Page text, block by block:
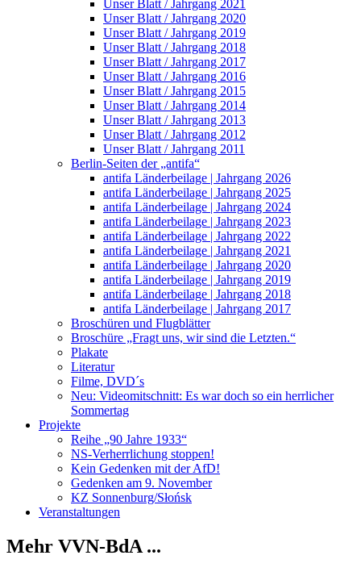
Unser Blatt / Jahrgang 2021
Unser Blatt / Jahrgang 2020
Unser Blatt / Jahrgang 2019
Unser Blatt / Jahrgang 2018
Unser Blatt / Jahrgang 2017
Unser Blatt / Jahrgang 2016
Unser Blatt / Jahrgang 2015
Unser Blatt / Jahrgang 2014
Unser Blatt / Jahrgang 2013
Unser Blatt / Jahrgang 2012
Unser Blatt / Jahrgang 2011
Berlin-Seiten der „antifa“
antifa Länderbeilage | Jahrgang 2026
antifa Länderbeilage | Jahrgang 2025
antifa Länderbeilage | Jahrgang 2024
antifa Länderbeilage | Jahrgang 2023
antifa Länderbeilage | Jahrgang 2022
antifa Länderbeilage | Jahrgang 2021
antifa Länderbeilage | Jahrgang 2020
antifa Länderbeilage | Jahrgang 2019
antifa Länderbeilage | Jahrgang 2018
antifa Länderbeilage | Jahrgang 2017
Broschüren und Flugblätter
Broschüre „Fragt uns, wir sind die Letzten.“
Plakate
Literatur
Filme, DVD´s
Neu: Videomitschnitt: Es war doch so ein herrlicher
Sommertag
Projekte
Reihe „90 Jahre 1933“
NS-Verherrlichung stoppen!
Kein Gedenken mit der AfD!
Gedenken am 9. November
KZ Sonnenburg/Słońsk
Veranstaltungen
Mehr VVN-BdA ...